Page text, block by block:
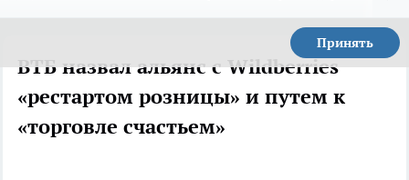
Принять
ВТБ назвал альянс с Wildberries
«рестартом розницы» и путем к
«торговле счастьем»